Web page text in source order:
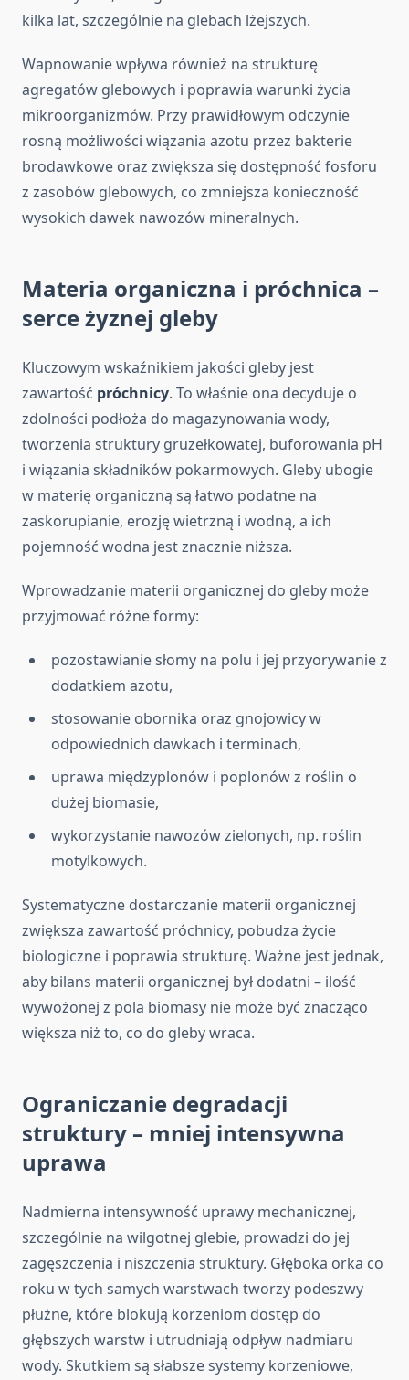
kilka lat, szczególnie na glebach lżejszych.
Wapnowanie wpływa również na strukturę
agregatów glebowych i poprawia warunki życia
mikroorganizmów. Przy prawidłowym odczynie
rosną możliwości wiązania azotu przez bakterie
brodawkowe oraz zwiększa się dostępność fosforu
z zasobów glebowych, co zmniejsza konieczność
wysokich dawek nawozów mineralnych.
Materia organiczna i próchnica –
serce żyznej gleby
Kluczowym wskaźnikiem jakości gleby jest
zawartość próchnicy. To właśnie ona decyduje o
zdolności podłoża do magazynowania wody,
tworzenia struktury gruzełkowatej, buforowania pH
i wiązania składników pokarmowych. Gleby ubogie
w materię organiczną są łatwo podatne na
zaskorupianie, erozję wietrzną i wodną, a ich
pojemność wodna jest znacznie niższa.
Wprowadzanie materii organicznej do gleby może
przyjmować różne formy:
pozostawianie słomy na polu i jej przyorywanie z
dodatkiem azotu,
stosowanie obornika oraz gnojowicy w
odpowiednich dawkach i terminach,
uprawa międzyplonów i poplonów z roślin o
dużej biomasie,
wykorzystanie nawozów zielonych, np. roślin
motylkowych.
Systematyczne dostarczanie materii organicznej
zwiększa zawartość próchnicy, pobudza życie
biologiczne i poprawia strukturę. Ważne jest jednak,
aby bilans materii organicznej był dodatni – ilość
wywożonej z pola biomasy nie może być znacząco
większa niż to, co do gleby wraca.
Ograniczanie degradacji
struktury – mniej intensywna
uprawa
Nadmierna intensywność uprawy mechanicznej,
szczególnie na wilgotnej glebie, prowadzi do jej
zagęszczenia i niszczenia struktury. Głęboka orka co
roku w tych samych warstwach tworzy podeszwy
płużne, które blokują korzeniom dostęp do
głębszych warstw i utrudniają odpływ nadmiaru
wody. Skutkiem są słabsze systemy korzeniowe,